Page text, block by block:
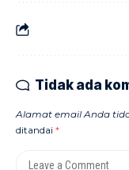
Tidak ada
Alamat email Anda
ditandai *